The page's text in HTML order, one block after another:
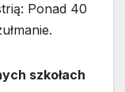
Ponad 40
szkołach